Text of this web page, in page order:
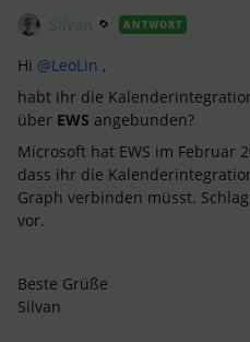
Silvan ANTWORT
Hi ​ @LeoLin ,
habt ihr die
über EWS angebunden?
Microsoft hat EWS im Februar
dass ihr die
Graph verbinden müsst.
vor.
Beste Grüße
Silvan